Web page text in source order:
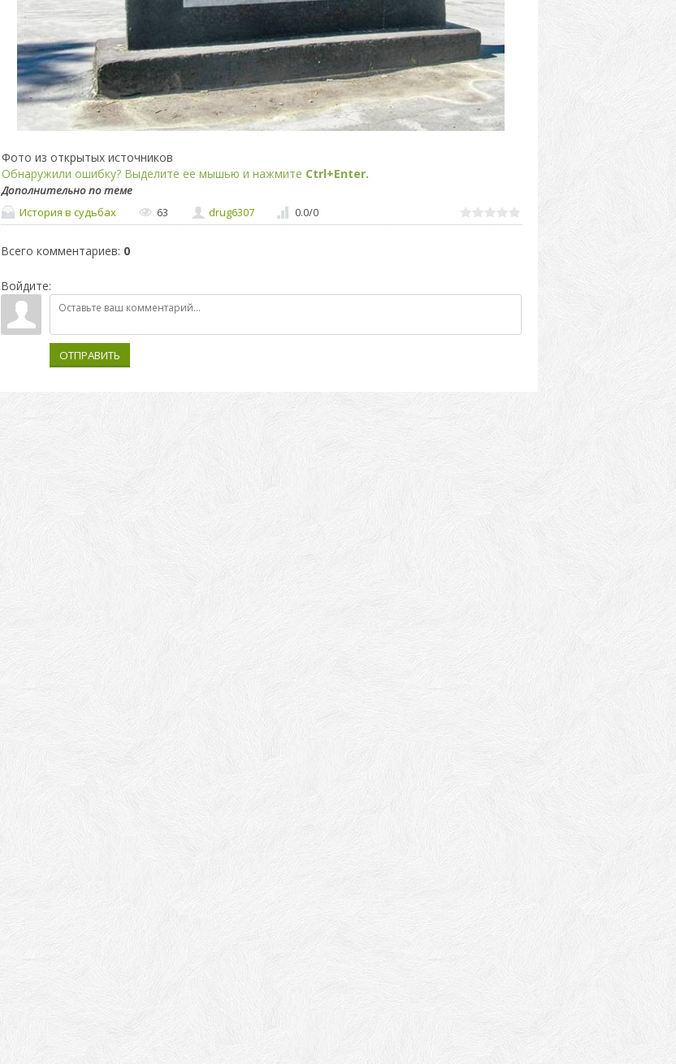
Фото из открытых источников
Обнаружили ошибку? Выделите ее мышью и нажмите Ctrl+Enter.
Дополнительно по теме
История в судьбах
63 drug6307 0.0/0
Всего комментариев: 0
Войдите:
ОТПРАВИТЬ